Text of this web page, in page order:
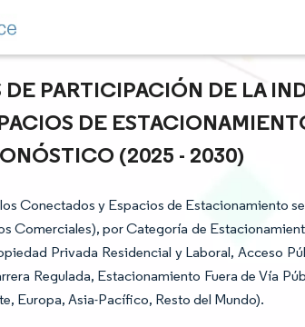
PARTICIPACIÓN DE LA
DE
(2025 - 2030)
Conectados y Espacios de Estacionamiento
Comerciales), por Categoría de
Privada Residencial y Laboral, Acceso
Regulada, Estacionamiento Fuera de Vía
Europa, Asia-Pacífico, Resto del Mundo).